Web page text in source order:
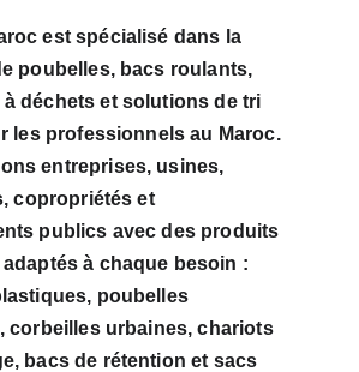
est spécialisé dans la
poubelles, bacs roulants,
déchets et solutions de tri
les professionnels au Maroc.
entreprises, usines,
copropriétés et
publics avec des produits
à chaque besoin :
poubelles
corbeilles urbaines, chariots
bacs de rétention et sacs